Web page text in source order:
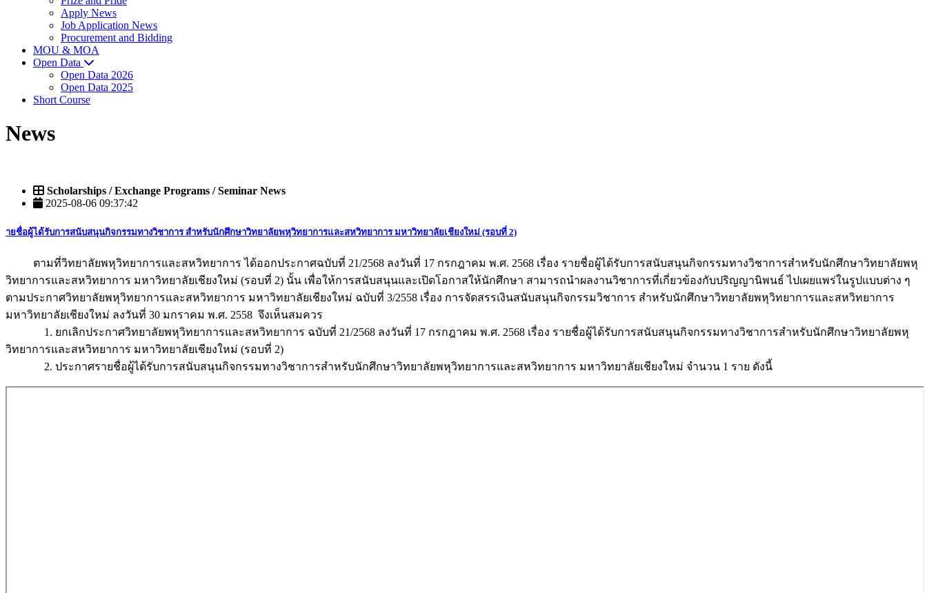
Apply News
Job Application News
Procurement and Bidding
MOU & MOA
Open Data
Open Data 2026
Open Data 2025
Short Course
News
Scholarships / Exchange Programs / Seminar News
2025-08-06 09:37:42
ายชื่อผู้ได้รับการสนับสนุนกิจกรรมทางวิชาการ สำหรับนักศึกษาวิทยาลัยพหุวิทยาการและสหวิทยาการ มหาวิทยาลัยเชียงใหม่ (รอบที่ 2)
ตามที่วิทยาลัยพหุวิทยาการและสหวิทยาการ ได้ออกประกาศฉบับที่ 21/2568 ลงวันที่ 17 กรกฎาคม พ.ศ. 2568 เรื่อง รายชื่อผู้ได้รับการสนับสนุนกิจกรรมทางวิชาการสำหรับนักศึกษาวิทยาลัยพหุ
วิทยาการและสหวิทยาการ มหาวิทยาลัยเชียงใหม่ (รอบที่ 2) นั้น เพื่อให้การสนับสนุนและเปิดโอกาสให้นักศึกษา สามารถนำผลงานวิชาการที่เกี่ยวข้องกับปริญญานิพนธ์ ไปเผยแพร่ในรูปแบบต่าง ๆ
ตามประกาศวิทยาลัยพหุวิทยาการและสหวิทยาการ มหาวิทยาลัยเชียงใหม่ ฉบับที่ 3/2558 เรื่อง การจัดสรรเงินสนับสนุนกิจกรรมวิชาการ สำหรับนักศึกษาวิทยาลัยพหุวิทยาการและสหวิทยาการ
มหาวิทยาลัยเชียงใหม่ ลงวันที่ 30 มกราคม พ.ศ. 2558 จึงเห็นสมควร
1. ยกเลิกประกาศวิทยาลัยพหุวิทยาการและสหวิทยาการ ฉบับที่ 21/2568 ลงวันที่ 17 กรกฎาคม พ.ศ. 2568 เรื่อง รายชื่อผู้ได้รับการสนับสนุนกิจกรรมทางวิชาการสำหรับนักศึกษาวิทยาลัยพหุ
วิทยาการและสหวิทยาการ มหาวิทยาลัยเชียงใหม่ (รอบที่ 2)
2. ประกาศรายชื่อผู้ได้รับการสนับสนุนกิจกรรมทางวิชาการสำหรับนักศึกษาวิทยาลัยพหุวิทยาการและสหวิทยาการ มหาวิทยาลัยเชียงใหม่ จำนวน 1 ราย ดังนี้